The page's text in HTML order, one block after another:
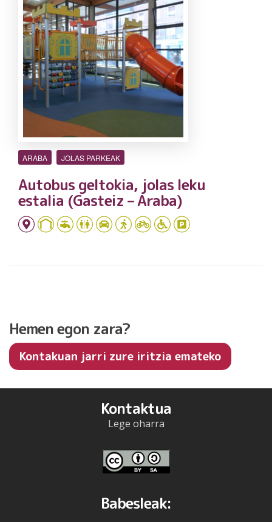
ARABA JOLAS PARKEAK
Autobus geltokia, jolas leku
estalia (Gasteiz – Araba)
Hemen egon zara?
Kontakuan jarri zure iritzia emateko
Kontaktua
Lege oharra
Babesleak: